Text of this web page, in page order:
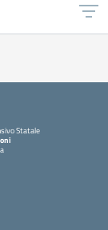
Statale
iniziale della scuola